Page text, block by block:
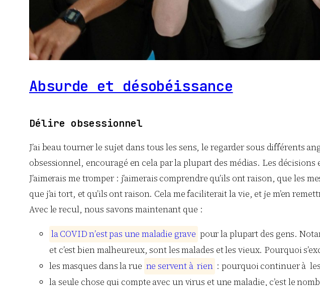
Absurde et désobéissance
Délire obsessionnel
J’ai beau tourner le sujet dans tous les sens, le regarder sous différents
obsessionnel, encouragé en cela par la plupart des médias. Les
J’aimerais me tromper : j’aimerais comprendre qu’ils ont raison, que les
que j’ai tort, et qu’ils ont raison. Cela me faciliterait la vie, et je m’en
Avec le recul, nous savons maintenant que :
laCOVIDn’estpas une maladie grave pour la plupart des gens.
et c’est bien malheureux, sont les malades et les vieux. Pourquoi
les masques dans la rue ne servent à rien : pourquoi continuer à
la seule chose qui compte avec un virus et une maladie, c’est le